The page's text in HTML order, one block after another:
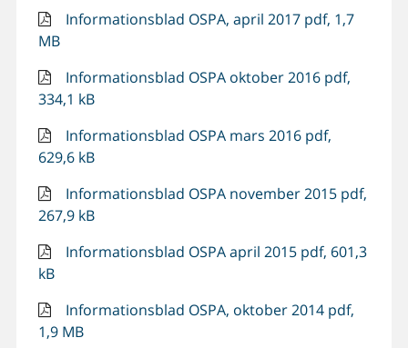
Informationsblad OSPA, april 2017 pdf, 1,7
MB
Informationsblad OSPA oktober 2016 pdf,
334,1 kB
Informationsblad OSPA mars 2016 pdf,
629,6 kB
Informationsblad OSPA november 2015 pdf,
267,9 kB
Informationsblad OSPA april 2015 pdf, 601,3
kB
Informationsblad OSPA, oktober 2014 pdf,
1,9 MB